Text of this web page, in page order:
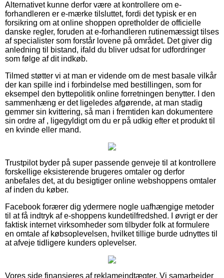
Alternativet kunne derfor være at kontrollere om e-
forhandleren er e-mærke tilsluttet, fordi det typisk er en
forsikring om at online shoppen opretholder de officielle
danske regler, foruden at e-forhandleren rutinemæssigt tilses
af specialister som forstår lovene på området. Det giver dig
anledning til bistand, ifald du bliver udsat for udfordringer
som følge af dit indkøb.
Tilmed støtter vi at man er vidende om de mest basale vilkår
der kan spille ind i forbindelse med bestillingen, som for
eksempel den byttepolitik online forretningen benytter. I den
sammenhæng er det ligeledes afgørende, at man stadig
gemmer sin kvittering, så man i fremtiden kan dokumentere
sin ordre af , ligegyldigt om du er på udkig efter et produkt til
en kvinde eller mand.
Trustpilot byder på super passende genveje til at kontrollere
forskellige eksisterende brugeres omtaler og derfor
anbefales det, at du besigtiger online webshoppens omtaler
af inden du køber.
Facebook forærer dig ydermere nogle uafhængige metoder
til at få indtryk af e-shoppens kundetilfredshed. I øvrigt er der
faktisk internet virksomheder som tilbyder folk at formulere
en omtale af købsoplevelsen, hvilket tillige burde udnyttes til
at afveje tidligere kunders oplevelser.
Vores side finansieres af reklameindtægter. Vi samarbejder